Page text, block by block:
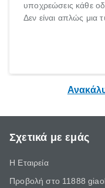
υποχρεώσεις κάθε
Δεν είναι απλώς μια
οδηγών και του
Σχετικά με εμάς
Η Εταιρεία
Προβολή στο 11888